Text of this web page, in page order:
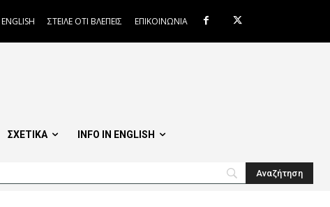
ENGLISH ΣΤΕΙΛΕ ΟΤΙ ΒΛΕΠΕΙΣ ΕΠΙΚΟΙΝΩΝΙΑ
ΣΧΕΤΙΚΑ INFO IN ENGLISH